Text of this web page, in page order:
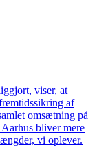
viser, at
af
omsætning på
bliver mere
vi oplever.